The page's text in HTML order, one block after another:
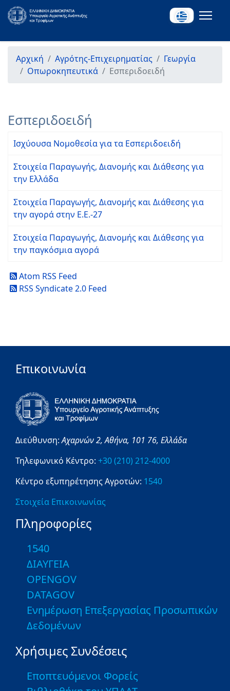
Αρχική Αγρότης-Επιχειρηματίας
Γεωργία
Οπωροκηπευτικά
Εσπεριδοειδή
Εσπεριδοειδή
Ισχύουσα Νομοθεσία για τα Εσπεριδοειδή
Στοιχεία Παραγωγής, Διανομής και Διάθεσης για
την Ελλάδα
Στοιχεία Παραγωγής, Διανομής και Διάθεσης για
την αγορά στην Ε.Ε.-27
Στοιχεία Παραγωγής, Διανομής και Διάθεσης για
την παγκόσμια αγορά
Atom RSS Feed
RSS Syndicate 2.0 Feed
Επικοινωνία
Διεύθυνση:Αχαρνών 2,Αθήνα, 101 76, Ελλάδα
Τηλεφωνικό Κέντρο: +30 (210) 212-4000
Κέντρο εξυπηρέτησης Αγροτών: 1540
Στοιχεία Επικοινωνίας
Πληροφορίες
1540
ΔΙΑΥΓΕΙΑ
OPENGOV
DATAGOV
Ενημέρωση Επεξεργασίας Προσωπικών
Δεδομένων
Χρήσιμες Συνδέσεις
Εποπτευόμενοι Φορείς